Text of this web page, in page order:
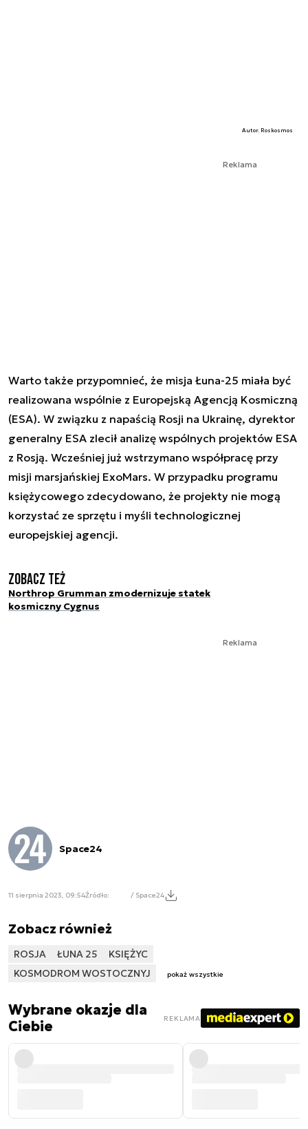
Autor. Roskosmos
Reklama
Warto także przypomnieć, że misja Łuna-25 miała być
realizowana wspólnie z Europejską Agencją Kosmiczną
(ESA). W związku z napaścią Rosji na Ukrainę, dyrektor
generalny ESA zlecił analizę wspólnych projektów ESA
z Rosją. Wcześniej już wstrzymano współpracę przy
misji marsjańskiej ExoMars. W przypadku programu
księżycowego zdecydowano, że projekty nie mogą
korzystać ze sprzętu i myśli technologicznej
europejskiej agencji.
Zobacz też
Northrop Grumman zmodernizuje statek
kosmiczny Cygnus
Reklama
Space24
11 sierpnia 2023, 09:54Źródło: / Space24
Zobacz również
ROSJA ŁUNA 25
KSIĘŻYC
KOSMODROM WOSTOCZNYJ
pokaż wszystkie
Wybrane okazje dla
Ciebie
REKLAMA